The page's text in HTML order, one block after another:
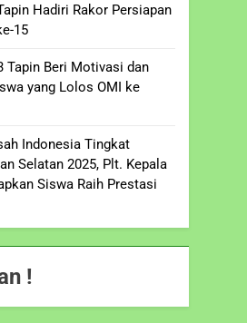
Hadiri Rakor Persiapan
15
Tapin Beri Motivasi dan
yang Lolos OMI ke
Indonesia Tingkat
Selatan 2025, Plt. Kepala
Siswa Raih Prestasi
!